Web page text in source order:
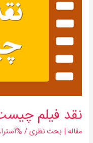
نقد فیلم
مقاله | بحث‌ نظری/